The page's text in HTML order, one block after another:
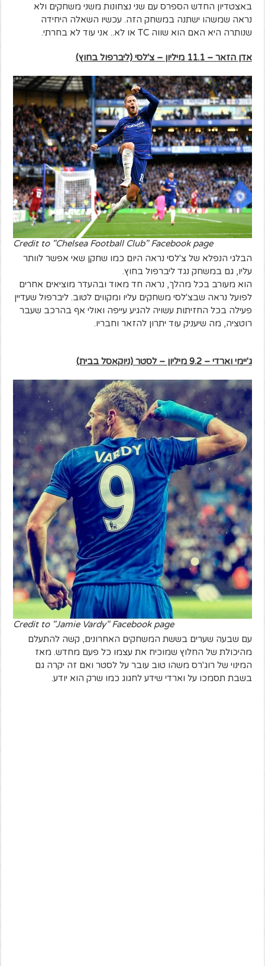
באצטדיון החדש הספרס עם שני נצחונות משני משחקים ולא
נראה שמשהו ישתנה במשחק הזה. עכשיו השאלה היחידה
שנותרה היא האם הוא שווה TC או לא.. אני עוד לא בחרתי.
אדן הזאר – 11.1 מיליון – צ'לסי (ליברפול בחוץ)
Credit to "Chelsea Football Club" Facebook page
הבלגי הנפלא של צ'לסי נראה היום כמו שחקן שאי אפשר לוותר
עליו, גם במשחק נגד ליברפול בחוץ.
הוא מעורב בכל מהלך, נראה חד מאוד ובהעדר מוציאים אחרים
לפועל נראה שבצ'לסי משחקים עליו ומקווים לטוב. ליברפול שעדיין
פעילה בכל החזיתות עשויה להגיע עייפה ואולי אף בהרכב שעבר
רוטציה, מה שיעניק עוד יתרון להזאר וחבריו.
ג'יימי וארדי – 9.2 מיליון – לסטר (ניוקאסל בבית)
Credit to "Jamie Vardy" Facebook page
עם שבעה שערים בששת המשחקים האחרונים, קשה להתעלם
מהיכולת של החלוץ שמוכיח את עצמו כל פעם מחדש. מאז
המינוי של רוג'רס משהו טוב עובר על לסטר ואם זה יקרה גם
בשבת תסמכו על וארדי שידע לחגוג כמו שרק הוא יודע.